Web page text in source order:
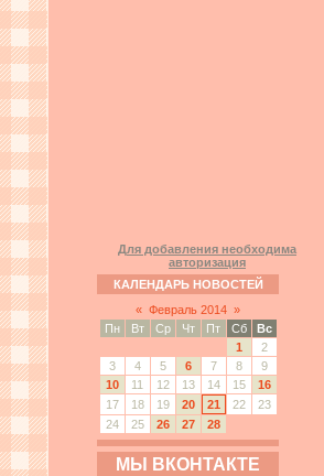
Для добавления необходима
авторизация
КАЛЕНДАРЬ НОВОСТЕЙ
« Февраль 2014 »
Пн
Вт Ср Чт Пт Сб
Вс
1
2
3
4 5 6 7 8
9
10
11 12 13 14 15
16
17
18 19 20 21 22
23
24
25 26 27 28
МЫ ВКОНТАКТЕ